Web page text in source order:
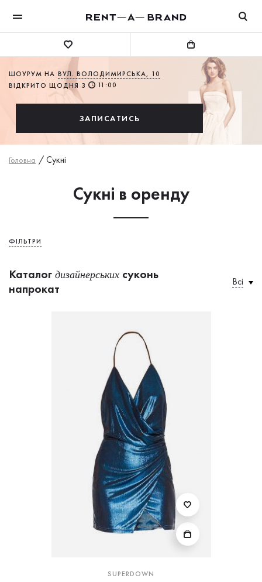
ШОУРУМ НА ВУЛ. ВОЛОДИМИРСЬКА, 10
ВІДКРИТО ЩОДНЯ З
11:00
ЗАПИСАТИСЬ
Головна /Сукнi
Сукні в оренду
ФІЛЬТРИ
Каталог дизайнерських суконь
напрокат
Всі
SUPERDOWN